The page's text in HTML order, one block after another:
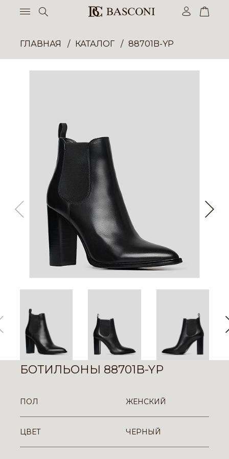
ГЛАВНАЯ КАТАЛОГ 88701B-YP
БОТИЛЬОНЫ 88701B-YP
ПОЛ ЖЕНСКИЙ
ЦВЕТ ЧЕРНЫЙ